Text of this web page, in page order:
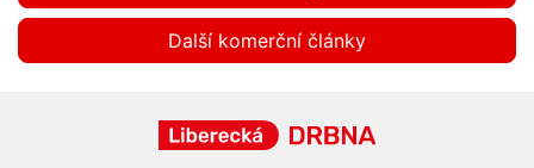
Další komerční články